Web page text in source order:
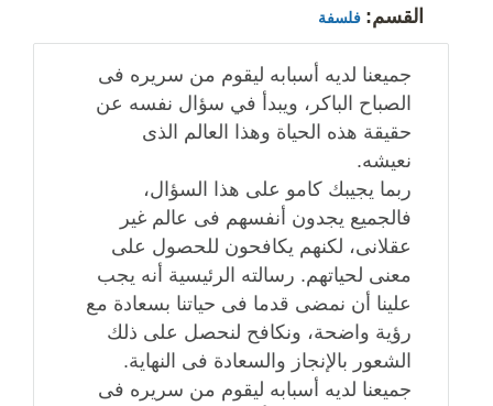
القسم: فلسفة
جميعنا لديه أسبابه ليقوم من سريره فى
الصباح الباكر، ويبدأ في سؤال نفسه عن
حقيقة هذه الحياة وهذا العالم الذى
نعيشه.
ربما يجيبك كامو على هذا السؤال،
فالجميع يجدون أنفسهم فى عالم غير
عقلانى، لكنهم يكافحون للحصول على
معنى لحياتهم. رسالته الرئيسية أنه يجب
علينا أن نمضى قدما فى حياتنا بسعادة مع
رؤية واضحة، ونكافح لنحصل على ذلك
الشعور بالإنجاز والسعادة فى النهاية.
جميعنا لديه أسبابه ليقوم من سريره فى